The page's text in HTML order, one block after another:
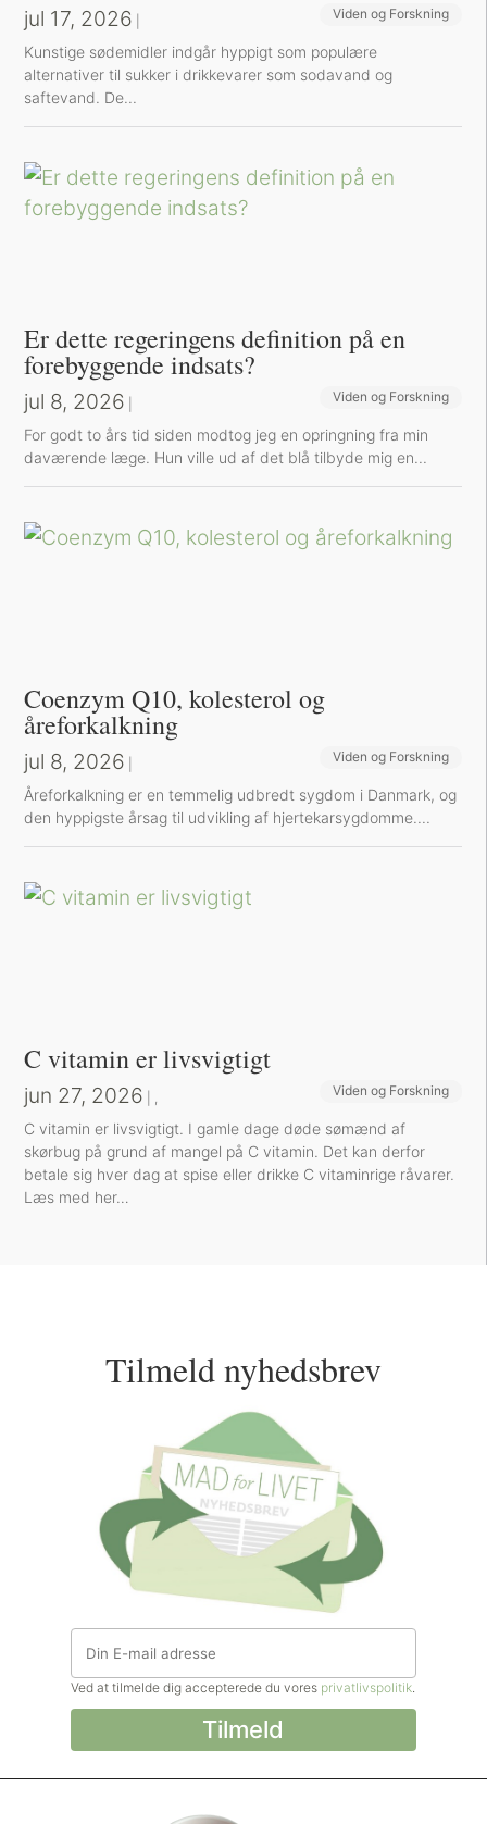
jul 17, 2026 Viden og Forskning
Kunstige sødemidler indgår hyppigt som populære
alternativer til sukker i drikkevarer som sodavand og
saftevand. De...
Er dette regeringens definition på en
forebyggende indsats?
jul 8, 2026 Viden og Forskning
For godt to års tid siden modtog jeg en opringning fra min
daværende læge. Hun ville ud af det blå tilbyde mig en...
Coenzym Q10, kolesterol og
åreforkalkning
jul 8, 2026 Viden og Forskning
Å​reforkalkning er en temmelig udbredt sygdom i Danmark, og
den hyppigste årsag til udvikling af hjertekarsygdomme....
C vitamin er livsvigtigt
jun 27, 2026 Sund inspiration
Viden og Forskning
C vitamin er livsvigtigt. I gamle dage døde sømænd af
skørbug på grund af mangel på C vitamin. Det kan derfor
betale sig hver dag at spise eller drikke C vitaminrige råvarer.
Læs med her…
Tilmeld nyhedsbrev
Ved at tilmelde dig accepterede du vores privatlivspolitik.